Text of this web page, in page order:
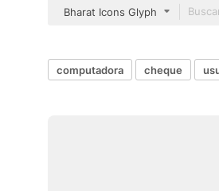
Bharat Icons Glyph
computadora cheque